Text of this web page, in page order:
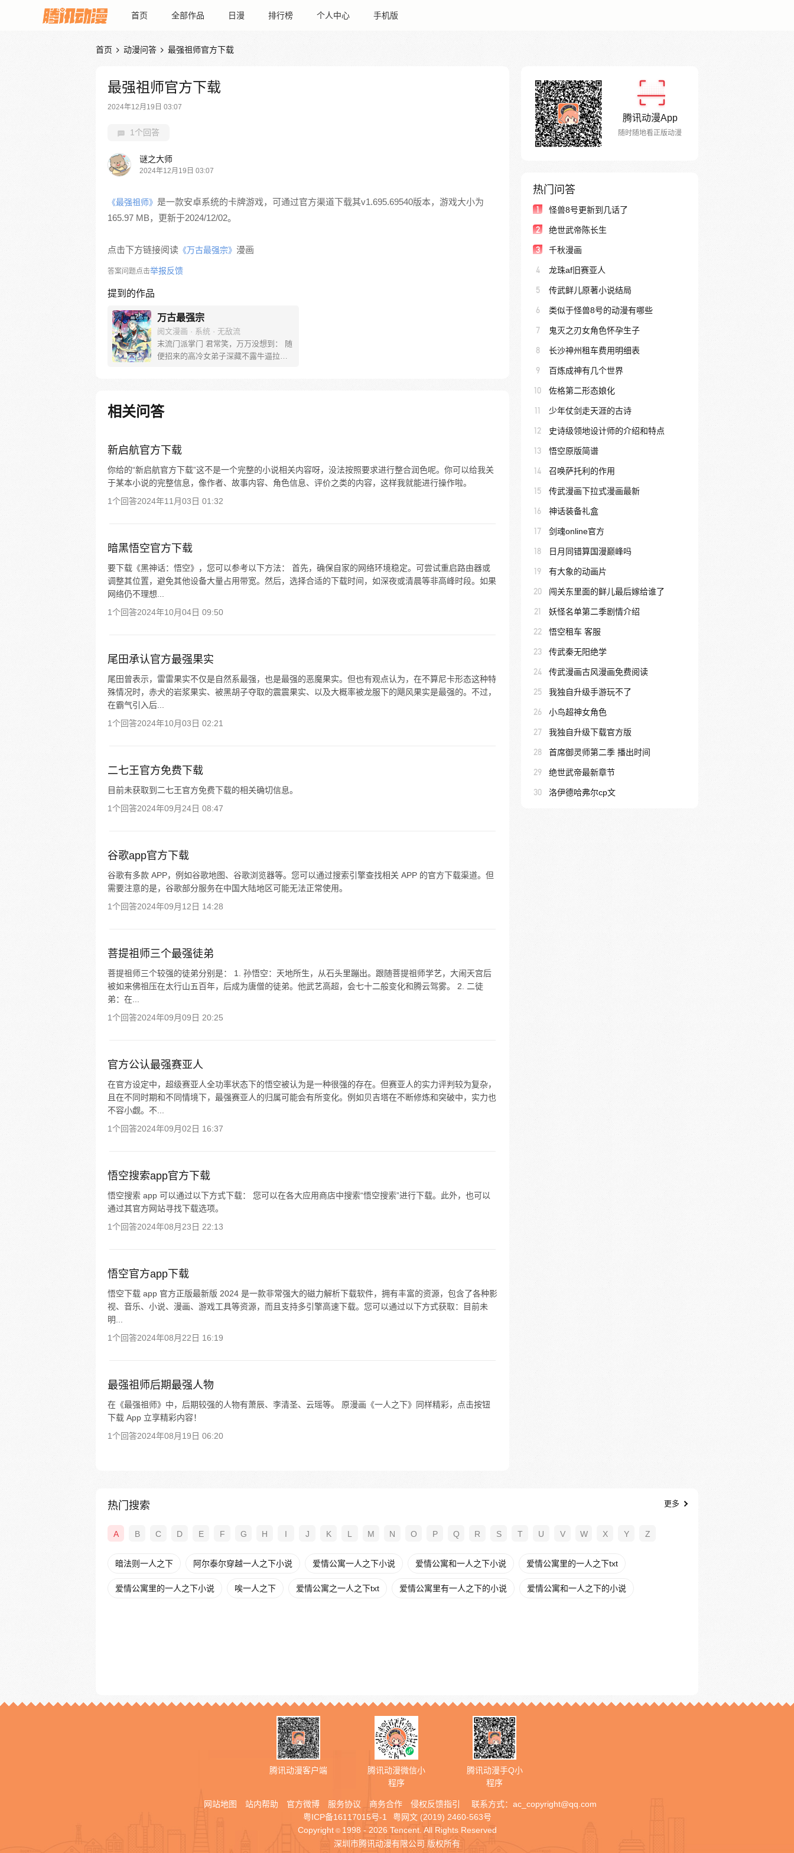
首页 全部作品 日漫 排行榜 个人中心 手机版
首页  动漫问答  最强祖师官方下载
最强祖师官方下载
2024年12月19日 03:07
1个回答
谜之大师
2024年12月19日 03:07
《最强祖师》 是一款安卓系统的卡牌游戏，可通过官方渠道下载其v1.695.69540版本，游戏大小为
165.97 MB，更新于2024/12/02。
点击下方链接阅读 《万古最强宗》 漫画
答案问题点击举报反馈
提到的作品
万古最强宗
阅文漫画 · 系统 · 无敌流
末流门派掌门 君常笑，万万没想到： 随
便招来的高冷女弟子深藏不露牛逼拉
宗门，全是妖孽啊…… 上苍要我末流门
派逆天，挡不住啊
相关问答
新启航官方下载
你给的“新启航官方下载”这不是一个完整的小说相关内容呀，没法按照要求进行整合润色呢。你可以给我关
于某本小说的完整信息，像作者、故事内容、角色信息、评价之类的内容，这样我就能进行操作啦。
1个回答2024年11月03日 01:32
暗黑悟空官方下载
要下载《黑神话：悟空》，您可以参考以下方法： 首先，确保自家的网络环境稳定。可尝试重启路由器或
调整其位置，避免其他设备大量占用带宽。然后，选择合适的下载时间，如深夜或清晨等非高峰时段。如果
网络仍不理想...
1个回答2024年10月04日 09:50
尾田承认官方最强果实
尾田曾表示，雷雷果实不仅是自然系最强，也是最强的恶魔果实。但也有观点认为，在不算尼卡形态这种特
殊情况时，赤犬的岩浆果实、被黑胡子夺取的震震果实、以及大概率被龙服下的飓风果实是最强的。不过，
在霸气引入后...
1个回答2024年10月03日 02:21
二七王官方免费下载
目前未获取到二七王官方免费下载的相关确切信息。
1个回答2024年09月24日 08:47
谷歌app官方下载
谷歌有多款 APP，例如谷歌地图、谷歌浏览器等。您可以通过搜索引擎查找相关 APP 的官方下载渠道。但
需要注意的是，谷歌部分服务在中国大陆地区可能无法正常使用。
1个回答2024年09月12日 14:28
菩提祖师三个最强徒弟
菩提祖师三个较强的徒弟分别是： 1. 孙悟空：天地所生，从石头里蹦出。跟随菩提祖师学艺，大闹天宫后
被如来佛祖压在太行山五百年，后成为唐僧的徒弟。他武艺高超，会七十二般变化和腾云驾雾。 2. 二徒
弟：在...
1个回答2024年09月09日 20:25
官方公认最强赛亚人
在官方设定中，超级赛亚人全功率状态下的悟空被认为是一种很强的存在。但赛亚人的实力评判较为复杂，
且在不同时期和不同情境下，最强赛亚人的归属可能会有所变化。例如贝吉塔在不断修炼和突破中，实力也
不容小觑。不...
1个回答2024年09月02日 16:37
悟空搜索app官方下载
悟空搜索 app 可以通过以下方式下载： 您可以在各大应用商店中搜索“悟空搜索”进行下载。此外，也可以
通过其官方网站寻找下载选项。
1个回答2024年08月23日 22:13
悟空官方app下载
悟空下载 app 官方正版最新版 2024 是一款非常强大的磁力解析下载软件，拥有丰富的资源，包含了各种影
视、音乐、小说、漫画、游戏工具等资源，而且支持多引擎高速下载。您可以通过以下方式获取：目前未
明...
1个回答2024年08月22日 16:19
最强祖师后期最强人物
在《最强祖师》中，后期较强的人物有萧辰、李清圣、云瑶等。 原漫画《一人之下》同样精彩，点击按钮
下载 App 立享精彩内容！
1个回答2024年08月19日 06:20
腾讯动漫App
随时随地看正版动漫
热门问答
1 怪兽8号更新到几话了
2 绝世武帝陈长生
3 千秋漫画
4 龙珠af旧赛亚人
5 传武鲜儿原著小说结局
6 类似于怪兽8号的动漫有哪些
7 鬼灭之刃女角色怀孕生子
8 长沙神州租车费用明细表
9 百炼成神有几个世界
10 佐格第二形态娘化
11 少年仗剑走天涯的古诗
12 史诗级领地设计师的介绍和特点
13 悟空原版简谱
14 召唤萨托利的作用
15 传武漫画下拉式漫画最新
16 神话装备礼盒
17 剑魂online官方
18 日月同错算国漫巅峰吗
19 有大象的动画片
20 闯关东里面的鲜儿最后嫁给谁了
21 妖怪名单第二季剧情介绍
22 悟空租车 客服
23 传武秦无阳绝学
24 传武漫画古风漫画免费阅读
25 我独自升级手游玩不了
26 小鸟超神女角色
27 我独自升级下载官方版
28 首席御灵师第二季 播出时间
29 绝世武帝最新章节
30 洛伊德哈弗尔cp文
热门搜索 更多
A B C D E F G H I J K L M N O P Q R S T U V W X Y Z
暗法则一人之下 阿尔泰尔穿越一人之下小说 爱情公寓一人之下小说 爱情公寓和一人之下小说 爱情公寓里的一人之下txt
爱情公寓里的一人之下小说 唉一人之下 爱情公寓之一人之下txt 爱情公寓里有一人之下的小说 爱情公寓和一人之下的小说
腾讯动漫客户端
腾讯动漫微信小
程序
腾讯动漫手Q小
程序
网站地图 站内帮助 官方微博 服务协议 商务合作 侵权反馈指引 联系方式： ac_copyright@qq.com
粤ICP备16117015号-1
粤网文 (2019) 2460-563号
Copyright © 1998 - 2026 Tencent. All Rights Reserved
深圳市腾讯动漫有限公司 版权所有